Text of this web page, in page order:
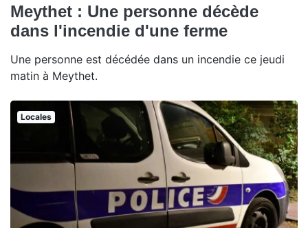
Meythet : Une personne décède
dans l'incendie d'une ferme
Une personne est décédée dans un incendie ce jeudi
matin à Meythet.
Locales